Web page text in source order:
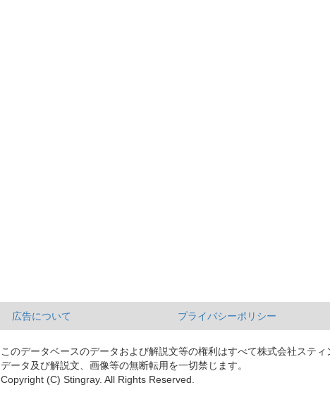
広告について プライバシーポリシー
このデータベースのデータおよび解説文等の権利はすべて株式会社スティ
データ及び解説文、画像等の無断転用を一切禁じます。
Copyright (C) Stingray. All Rights Reserved.